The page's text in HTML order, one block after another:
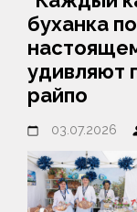
буханка
удивляют
райпо
03.07.2026